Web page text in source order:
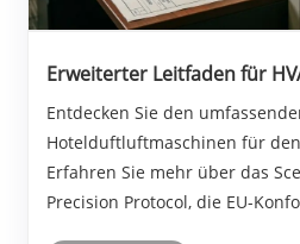
Erweiterter Leitfaden für
IAQ-Konformität 2026 und
Integration
Entdecken Sie den
Hotelduftluftmaschinen für
Erfahren Sie mehr über das
Precision Protocol, die EU-